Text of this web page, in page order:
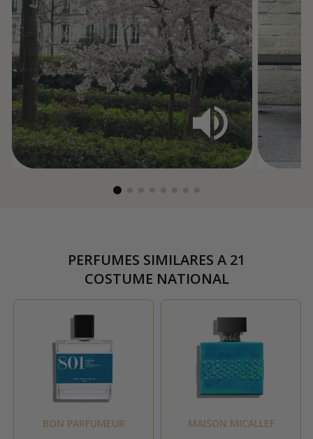
PERFUMES SIMILARES A 21
COSTUME NATIONAL
BON PARFUMEUR MAISON MICALLEF